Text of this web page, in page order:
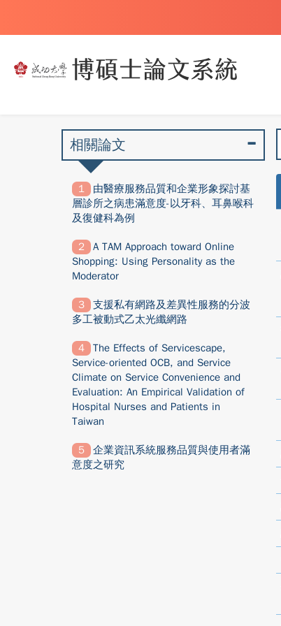
相關論文
由醫療服務品質和企業形象探討基
層診所之病患滿意度-以牙科、耳鼻喉科
及復健科為例
A TAM Approach toward Online
Shopping: Using Personality as the
Moderator
支援私有網路及差異性服務的分波
多工被動式乙太光纖網路
The Effects of Servicescape,
Service-oriented OCB, and Service
Climate on Service Convenience and
Evaluation: An Empirical Validation of
Hospital Nurses and Patients in
Taiwan
企業資訊系統服務品質與使用者滿
意度之研究